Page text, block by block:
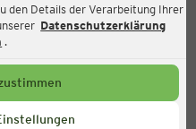
den Details der Verarbeitung Ihrer
Datenschutzerklärung
.